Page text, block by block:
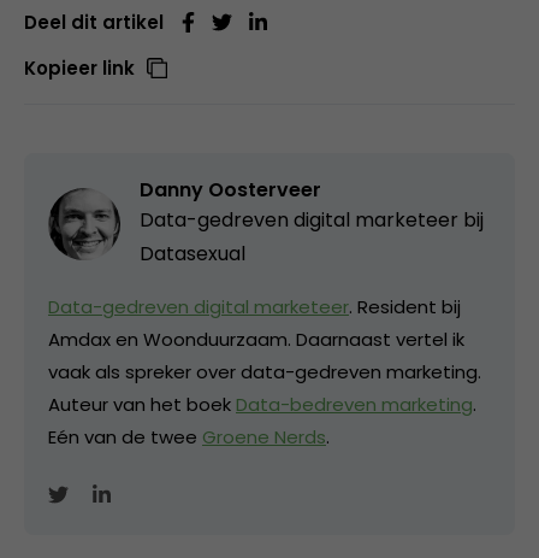
Deel dit artikel
Kopieer link
Danny Oosterveer
Data-gedreven digital marketeer bij
Datasexual
Data-gedreven digital marketeer. Resident bij
Amdax en Woonduurzaam. Daarnaast vertel ik
vaak als spreker over data-gedreven marketing.
Auteur van het boek Data-bedreven marketing.
Eén van de twee Groene Nerds.